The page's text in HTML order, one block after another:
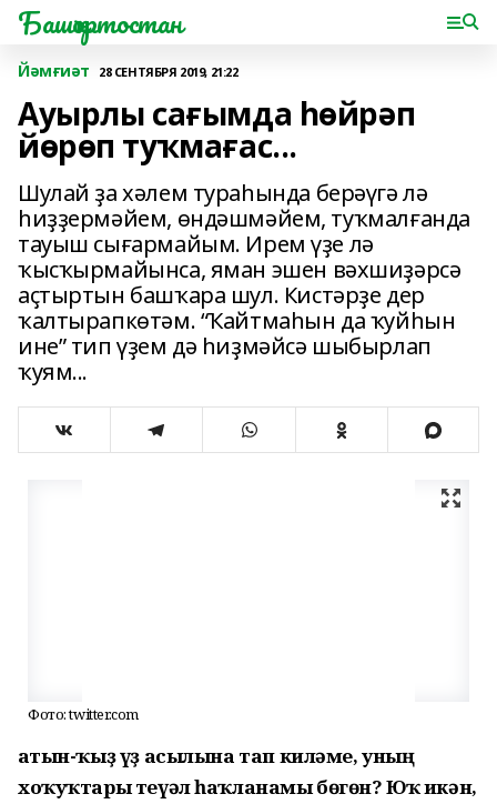
Башҡортостан
Йәмғиәт 28 СЕНТЯБРЯ 2019, 21:22
Ауырлы сағымда һөйрәп
йөрөп туҡмағас...
Шулай ҙа хәлем тураһында берәүгә лә
һиҙҙермәйем, өндәшмәйем, туҡмалғанда
тауыш сығармайым. Ирем үҙе лә
ҡысҡырмайынса, яман эшен вәхшиҙәрсә
аҫтыртын башҡара шул. Кистәрҙе дер
ҡалтырапкөтәм. “Ҡайтмаһын да ҡуйһын
ине” тип үҙем дә һиҙмәйсә шыбырлап
ҡуям...
Фото: twitter.com
Ҡатын-ҡыҙ үҙ асылына тап киләме, уның
хоҡуҡтары теүәл һаҡланамы бөгөн? Юҡ икән,